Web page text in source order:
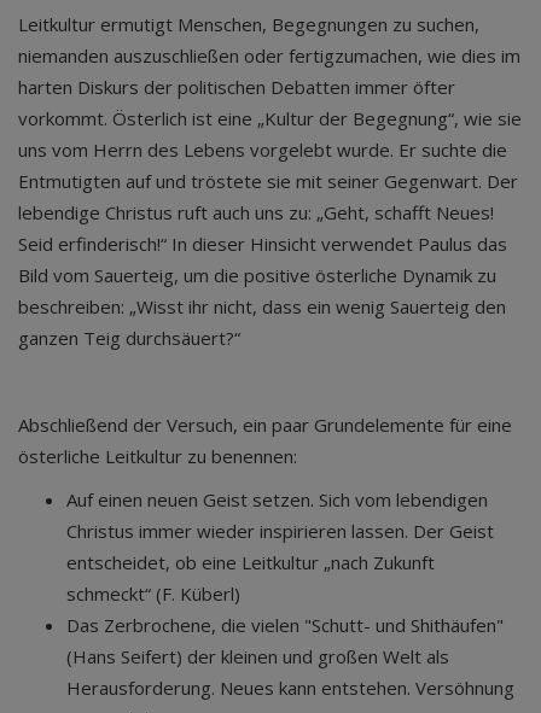
Leitkultur ermutigt Menschen, Begegnungen zu suchen,
niemanden auszuschließen oder fertigzumachen, wie dies im
harten Diskurs der politischen Debatten immer öfter
vorkommt. Österlich ist eine „Kultur der Begegnung“, wie sie
uns vom Herrn des Lebens vorgelebt wurde. Er suchte die
Entmutigten auf und tröstete sie mit seiner Gegenwart. Der
lebendige Christus ruft auch uns zu: „Geht, schafft Neues!
Seid erfinderisch!“ In dieser Hinsicht verwendet Paulus das
Bild vom Sauerteig, um die positive österliche Dynamik zu
beschreiben: „Wisst ihr nicht, dass ein wenig Sauerteig den
ganzen Teig durchsäuert?“
Abschließend der Versuch, ein paar Grundelemente für eine
österliche Leitkultur zu benennen:
Auf einen neuen Geist setzen. Sich vom lebendigen
Christus immer wieder inspirieren lassen. Der Geist
entscheidet, ob eine Leitkultur „nach Zukunft
schmeckt“ (F. Küberl)
Das Zerbrochene, die vielen "Schutt- und Shithäufen"
(Hans Seifert) der kleinen und großen Welt als
Herausforderung. Neues kann entstehen. Versöhnung